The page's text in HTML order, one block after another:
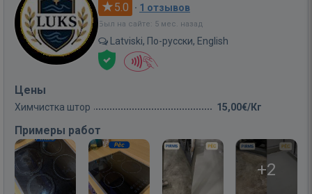
5.0 · 1 отзывов
Был на сайте: 5 мес. назад
Latviski, По-русски, English
Цены
Химчистка штор 15,00€/Кг
Примеры работ
+2